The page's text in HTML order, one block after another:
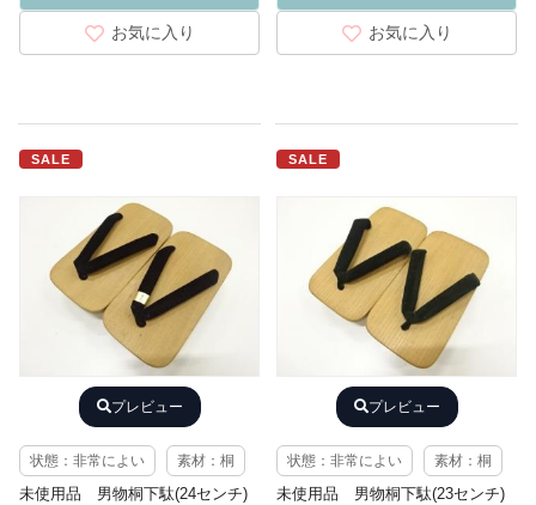
お気に入り お気に入り
SALE
プレビュー
状態：非常によい 素材：桐
未使用品 男物桐下駄(24センチ)
SALE
プレビュー
状態：非常によい 素材：桐
未使用品 男物桐下駄(23センチ)